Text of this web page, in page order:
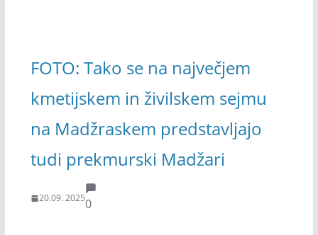
FOTO: Tako se na največjem
kmetijskem in živilskem sejmu
na Madžraskem predstavljajo
tudi prekmurski Madžari
20.09. 20250